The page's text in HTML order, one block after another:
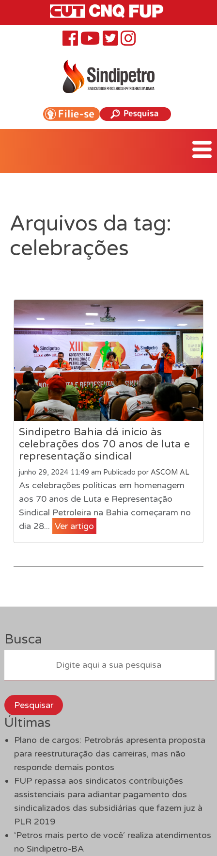
Arquivos da tag:
celebrações
Sindipetro Bahia dá início às
celebrações dos 70 anos de luta e
representação sindical
junho 29, 2024 11:49 am Publicado por ASCOM AL
As celebrações políticas em homenagem
aos 70 anos de Luta e Representação
Sindical Petroleira na Bahia começaram no
dia 28... Ver artigo
Busca
Pesquisar
Últimas
Plano de cargos: Petrobrás apresenta proposta
para reestruturação das carreiras, mas não
responde demais pontos
FUP repassa aos sindicatos contribuições
assistenciais para adiantar pagamento dos
sindicalizados das subsidiárias que fazem juz à
PLR 2019
‘Petros mais perto de você’ realiza atendimentos
no Sindipetro-BA